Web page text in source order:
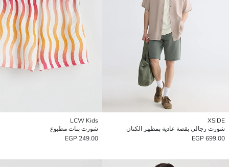
XSIDE
شورت رجالي بقصة عادية بمظهر الكتان
699.00 EGP
LCW Kids
شورت بنات مطبوع
249.00 EGP